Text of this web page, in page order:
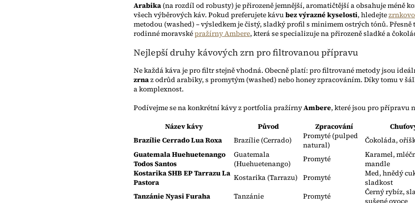
Arabika (na rozdíl od robusty) je přirozeně jemnější, aromatičtější a obsahuje méně
všech výběrových káv. Pokud preferujete kávubez výrazné kyselosti, hledejte
metodou (washed) – výsledkem je čistý, sladký profil s minimem ostrých tónů. Přesně
rodinné moravsképražírny Ambere, která se specializuje na přirozeně sladké a
Nejlepší druhy kávových zrn pro filtrovanou přípravu
Ne každá káva je pro filtr stejně vhodná. Obecně platí: pro filtrované metody jsou
zrnaz odrůd arabiky, s promytým (washed) nebo honey zpracováním. Díky tomu v
a komplexnost.
Podívejme se na konkrétní kávy z portfolia pražírnyAmbere, které jsou pro přípravu
Název kávy
Původ Zpracování
Brazílie Cerrado Lua Roxa
Brazílie (Cerrado)
Promyté (pulped
natural)
Čokoláda,
Guatemala Huehuetenango
Todos Santos
Guatemala
(Huehuetenango)
Promyté
Karamel,
mandle
Kostarika SHB EP Tarrazu La
Pastora
Kostarika (Tarrazu) Promyté
Med, hnědý
sladkost
Tanzánie Nyasi Furaha
Tanzánie Promyté
Černý rybíz,